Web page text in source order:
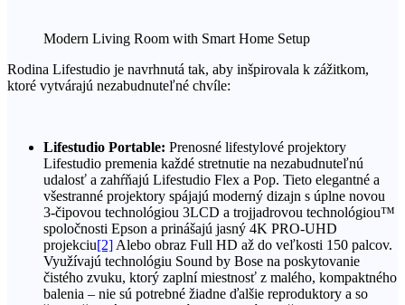
Modern Living Room with Smart Home Setup
Rodina Lifestudio je navrhnutá tak, aby inšpirovala k zážitkom,
ktoré vytvárajú nezabudnuteľné chvíle:
Lifestudio Portable: Prenosné lifestylové projektory
Lifestudio premenia každé stretnutie na nezabudnuteľnú
udalosť a zahŕňajú Lifestudio Flex a Pop. Tieto elegantné a
všestranné projektory spájajú moderný dizajn s úplne novou
3-čipovou technológiou 3LCD a trojjadrovou technológiou™
spoločnosti Epson a prinášajú jasný 4K PRO-UHD
projekciu[2] Alebo obraz Full HD až do veľkosti 150 palcov.
Využívajú technológiu Sound by Bose na poskytovanie
čistého zvuku, ktorý zaplní miestnosť z malého, kompaktného
balenia – nie sú potrebné žiadne ďalšie reproduktory a so